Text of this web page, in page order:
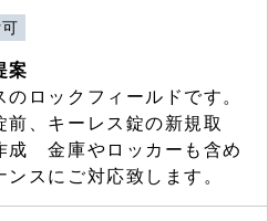
案
ロックフィールドです。
、キーレス錠の新規取
金庫やロッカーも含め
スにご対応致します。